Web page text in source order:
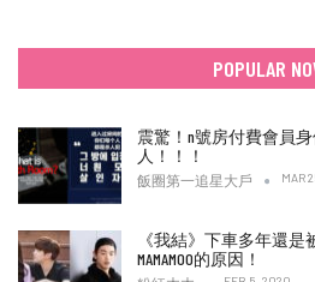
POPULAR
震驚！n號房付費會員
人！！！
飯圈第一追星大戶 MAR
《我結》下車多年還是
MAMAMOO的原因！